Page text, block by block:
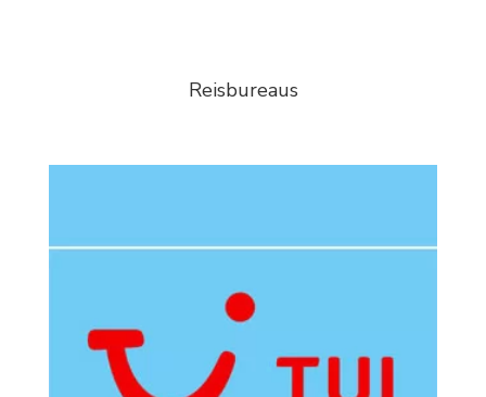
Reisbureaus